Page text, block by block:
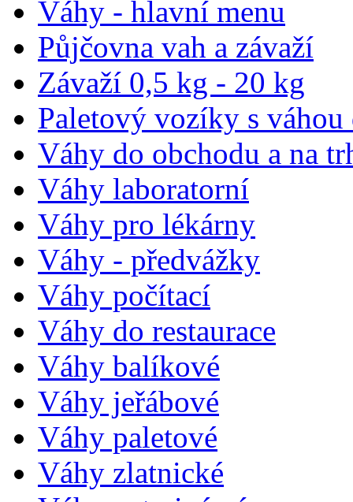
Váhy - hlavní menu
Půjčovna vah a závaží
Závaží 0,5 kg - 20 kg
Paletový vozíky s
Váhy do obchodu a na
Váhy laboratorní
Váhy pro lékárny
Váhy - předvážky
Váhy počítací
Váhy do restaurace
Váhy balíkové
Váhy jeřábové
Váhy paletové
Váhy zlatnické